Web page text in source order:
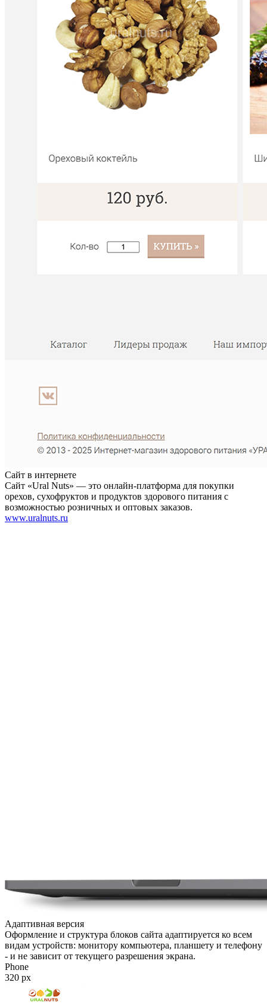
Сайт в интернете
Сайт «Ural Nuts» — это онлайн-платформа для покупки
орехов, сухофруктов и продуктов здорового питания с
возможностью розничных и оптовых заказов.
www.uralnuts.ru
Адаптивная версия
Оформление и структура блоков сайта адаптируется ко всем
видам устройств: монитору компьютера, планшету и телефону
- и не зависит от текущего разрешения экрана.
Phone
320 px